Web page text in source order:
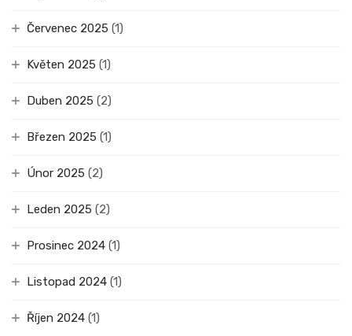
Červenec 2025 (1)
Květen 2025 (1)
Duben 2025 (2)
Březen 2025 (1)
Únor 2025 (2)
Leden 2025 (2)
Prosinec 2024 (1)
Listopad 2024 (1)
Říjen 2024 (1)